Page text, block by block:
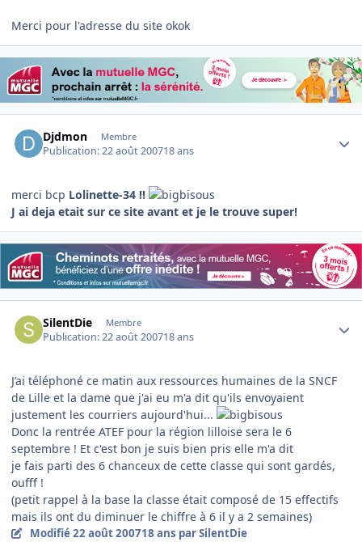
Merci pour l'adresse du site okok
Djdmon Membre
Publication:22 août 200718 ans
merci bcp Lolinette-34 !!
J ai deja etait sur ce site avant et je le trouve super!
SilentDie Membre
Publication:22 août 200718 ans
J’ai téléphoné ce matin aux ressources humaines de la SNCF
de Lille et la dame que j'ai eu m'a dit qu'ils envoyaient
justement les courriers aujourd'hui...
Donc la rentrée ATEF pour la région lilloise sera le 6
septembre ! Et c'est bon je suis bien pris elle m'a dit
je fais parti des 6 chanceux de cette classe qui sont gardés,
oufff !
(petit rappel à la base la classe était composé de 15 effectifs
mais ils ont du diminuer le chiffre à 6 il y a 2 semaines)
Modifié22 août 200718 ans par SilentDie